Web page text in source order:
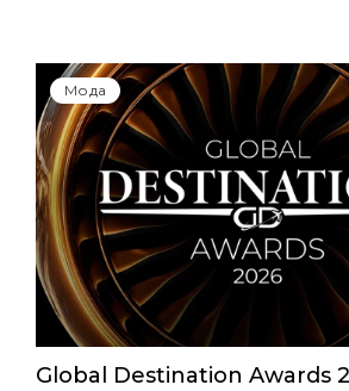
Мода
Global Destination Awards